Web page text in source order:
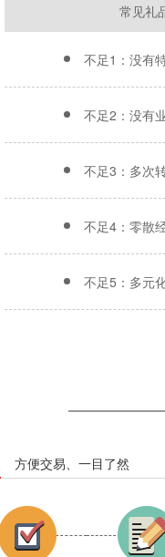
常见礼
不足1：没有
不足2：没有
不足3：多次
不足4：零散
不足5：多元
方便交易、一目了然